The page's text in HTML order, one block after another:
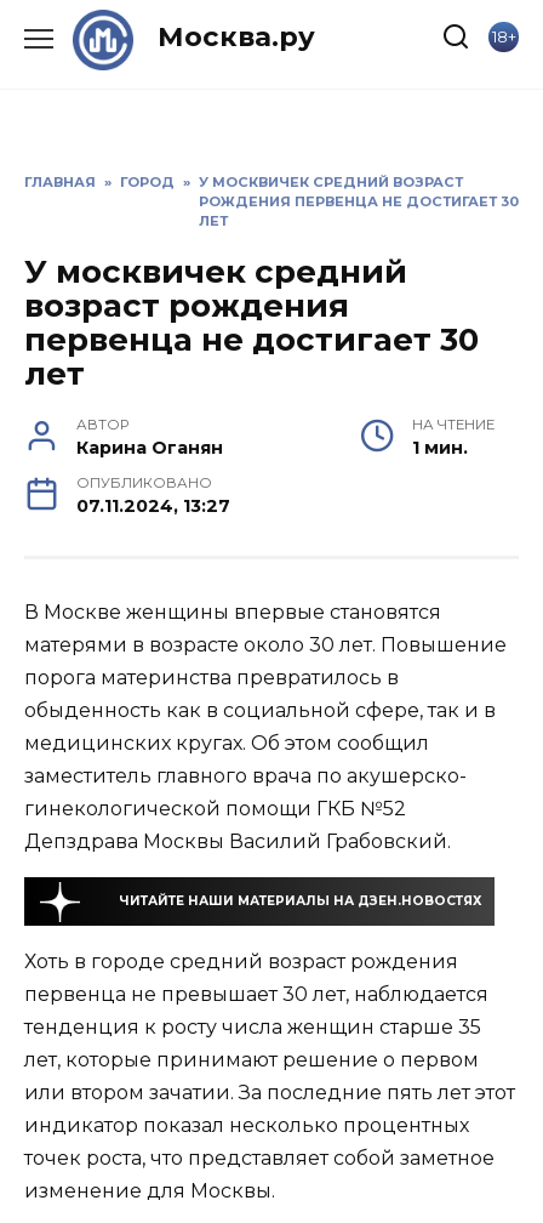
Москва.ру 18+
ГЛАВНАЯ » ГОРОД » У МОСКВИЧЕК СРЕДНИЙ ВОЗРАСТ
РОЖДЕНИЯ ПЕРВЕНЦА НЕ ДОСТИГАЕТ 30
ЛЕТ
У москвичек средний
возраст рождения
первенца не достигает 30
лет
АВТОР
Карина Оганян
НА ЧТЕНИЕ
1 мин.
ОПУБЛИКОВАНО
07.11.2024, 13:27
В Москве женщины впервые становятся
матерями в возрасте около 30 лет. Повышение
порога материнства превратилось в
обыденность как в социальной сфере, так и в
медицинских кругах. Об этом сообщил
заместитель главного врача по акушерско-
гинекологической помощи ГКБ №52
Депздрава Москвы Василий Грабовский.
ЧИТАЙТЕ НАШИ МАТЕРИАЛЫ НА ДЗЕН.НОВОСТЯХ
Хоть в городе средний возраст рождения
первенца не превышает 30 лет, наблюдается
тенденция к росту числа женщин старше 35
лет, которые принимают решение о первом
или втором зачатии. За последние пять лет этот
индикатор показал несколько процентных
точек роста, что представляет собой заметное
изменение для Москвы.